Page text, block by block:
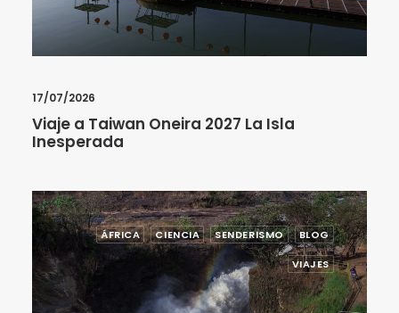
17/07/2026
Viaje a Taiwan Oneira 2027 La Isla
Inesperada
ÁFRICA CIENCIA SENDERISMO BLOG
VIAJES